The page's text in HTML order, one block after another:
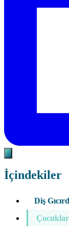
İçindekiler
Diş